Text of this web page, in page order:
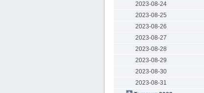
2023-08-24
2023-08-25
2023-08-26
2023-08-27
2023-08-28
2023-08-29
2023-08-30
2023-08-31